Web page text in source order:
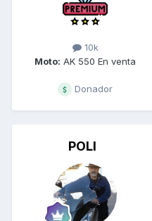
10k
Moto: AK 550 En venta
Donador
POLI